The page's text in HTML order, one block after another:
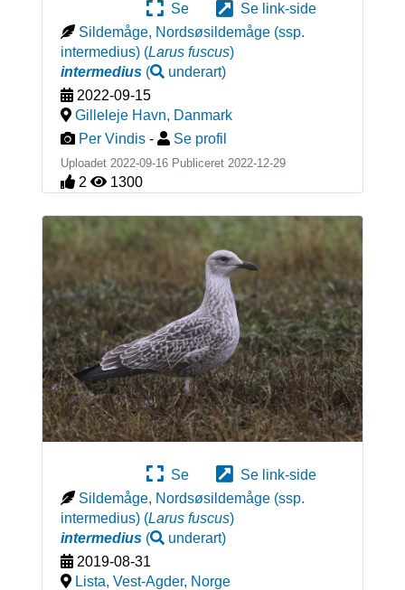
Se
Se link-side
Sildemåge, Nordsøsildemåge (ssp.
intermedius) (Larus fuscus)
intermedius( underart)
2022-09-15
Gilleleje Havn, Danmark
Per Vindis - Se profil
Uploadet 2022-09-16 Publiceret 2022-12-29
2 1300
Se
Se link-side
Sildemåge, Nordsøsildemåge (ssp.
intermedius) (Larus fuscus)
intermedius( underart)
2019-08-31
Lista, Vest-Agder, Norge